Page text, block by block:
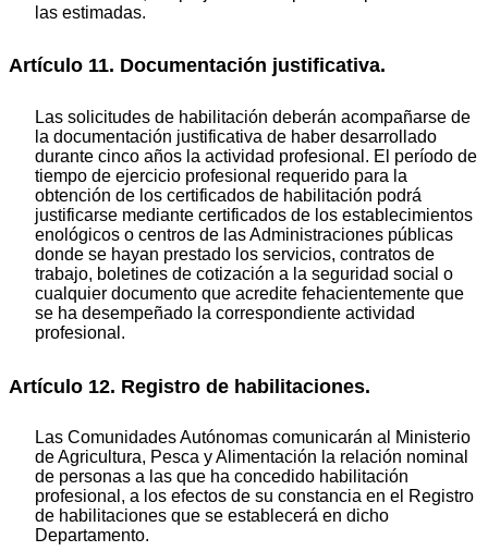
las estimadas.
Artículo 11. Documentación justificativa.
Las solicitudes de habilitación deberán acompañarse de
la documentación justificativa de haber desarrollado
durante cinco años la actividad profesional. El período de
tiempo de ejercicio profesional requerido para la
obtención de los certificados de habilitación podrá
justificarse mediante certificados de los establecimientos
enológicos o centros de las Administraciones públicas
donde se hayan prestado los servicios, contratos de
trabajo, boletines de cotización a la seguridad social o
cualquier documento que acredite fehacientemente que
se ha desempeñado la correspondiente actividad
profesional.
Artículo 12. Registro de habilitaciones.
Las Comunidades Autónomas comunicarán al Ministerio
de Agricultura, Pesca y Alimentación la relación nominal
de personas a las que ha concedido habilitación
profesional, a los efectos de su constancia en el Registro
de habilitaciones que se establecerá en dicho
Departamento.